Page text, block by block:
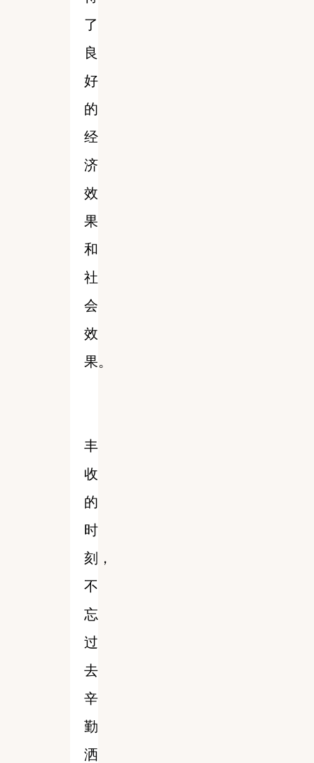
了
良
好
的
经
济
效
果
和
社
会
效
果。
丰
收
的
时
刻，
不
忘
过
去
辛
勤
洒